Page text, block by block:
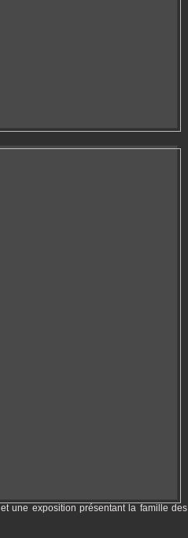
une exposition présentant la famille des